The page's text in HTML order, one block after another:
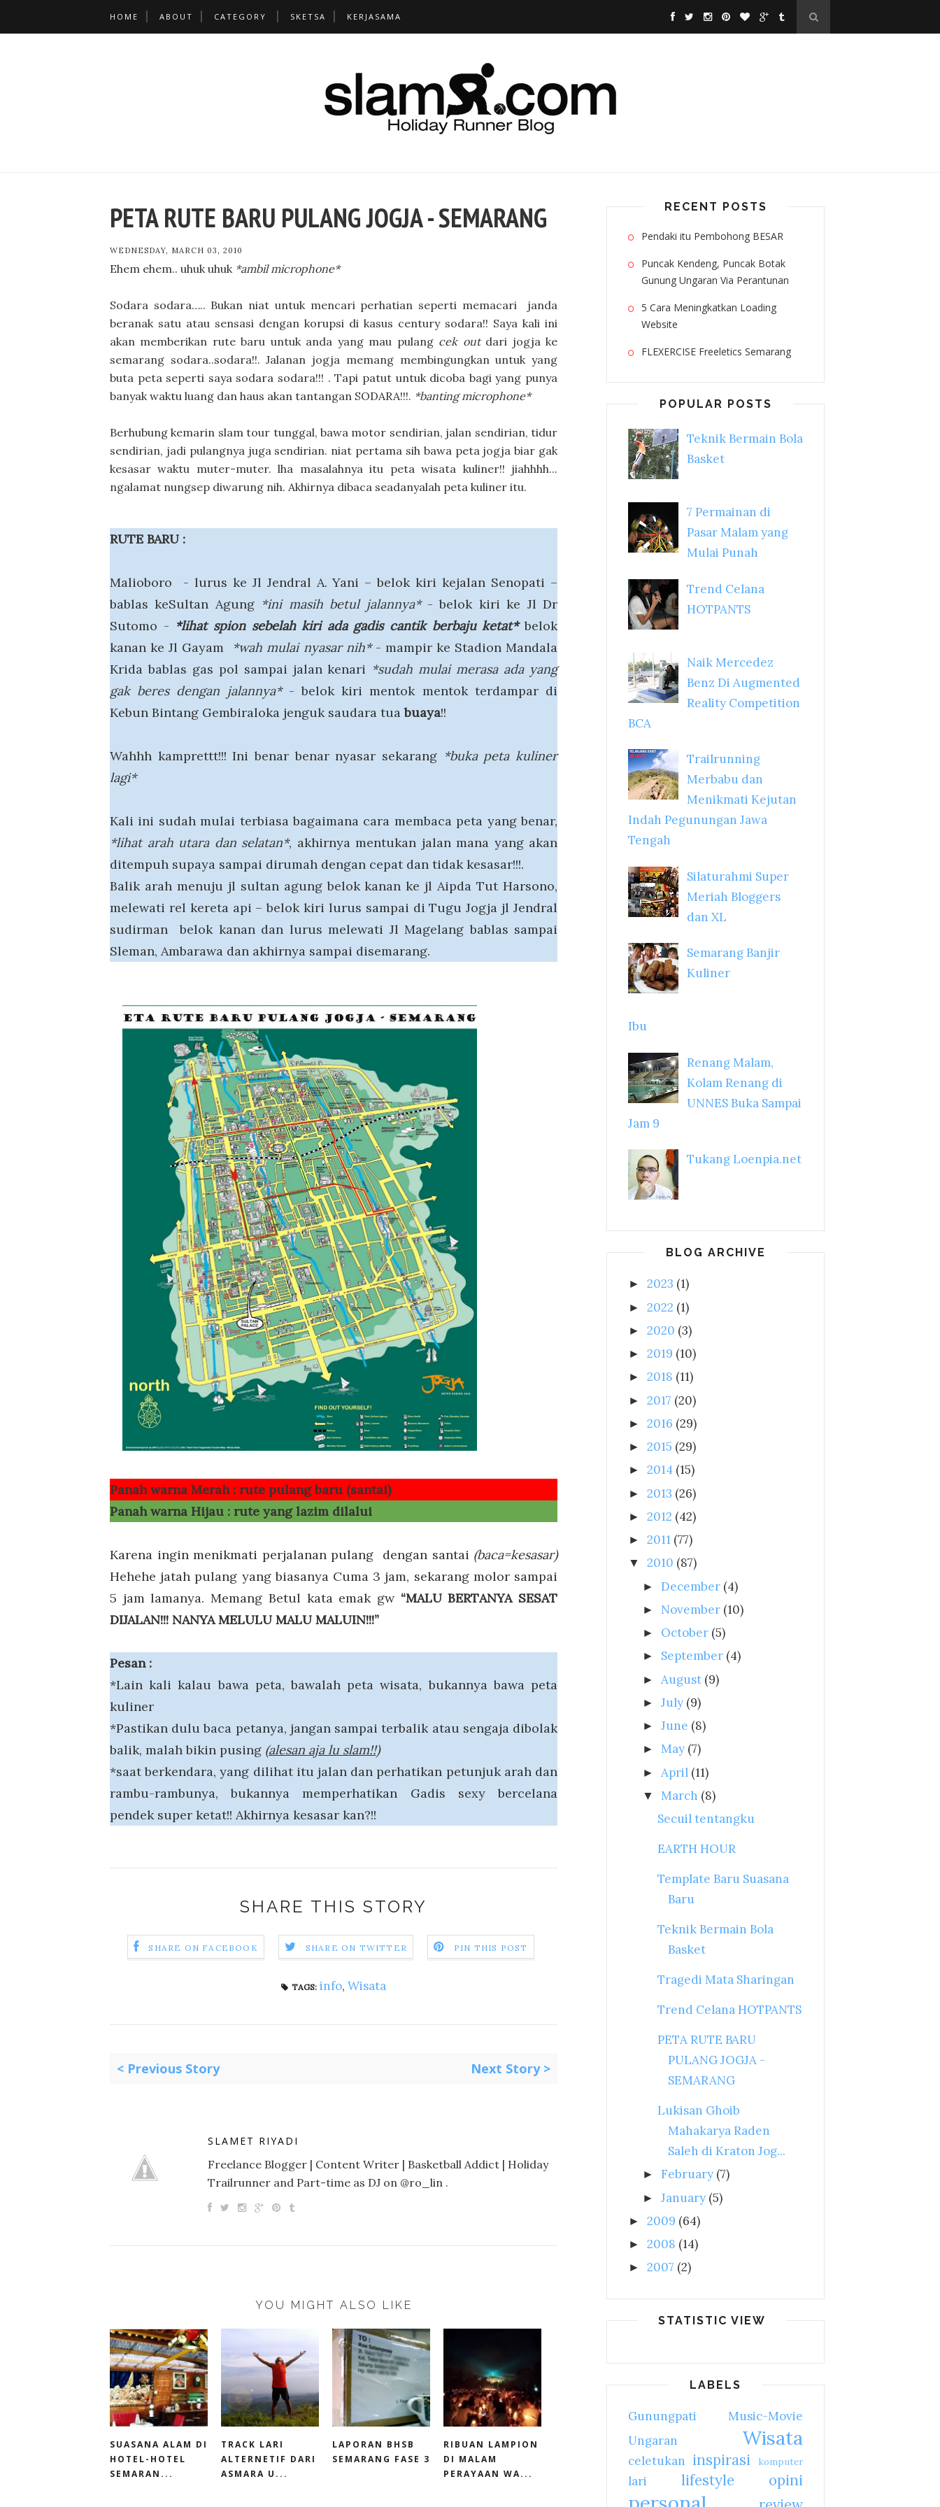
HOME ABOUT CATEGORY SKETSA KERJASAMA
PETA RUTE BARU PULANG JOGJA - SEMARANG
WEDNESDAY, MARCH 03, 2010
Ehem ehem.. uhuk uhuk*ambil microphone*
Sodara sodara….. Bukan niat untuk mencari perhatian seperti memacari janda
beranak satu atau sensasi dengan korupsi di kasus century sodara!! Saya kali ini
akan memberikan rute baru untuk anda yang mau pulang cek outdari jogja ke
semarang sodara..sodara!!. Jalanan jogja memang membingungkan untuk yang
buta peta seperti saya sodara sodara!!! . Tapi patut untuk dicoba bagi yang punya
banyak waktu luang dan haus akan tantangan SODARA!!!. *banting microphone*
Berhubung kemarin slam tour tunggal, bawa motor sendirian, jalan sendirian, tidur
sendirian, jadi pulangnya juga sendirian. niat pertama sih bawa peta jogja biar gak
kesasar waktu muter-muter. lha masalahnya itu peta wisata kuliner!! jiahhhh...
ngalamat nungsep diwarung nih. Akhirnya dibaca seadanyalah peta kuliner itu.
RUTE BARU :
Malioboro - lurus ke Jl Jendral A. Yani – belok kiri kejalan Senopati –
bablas keSultan Agung*ini masih betul jalannya*- belok kiri ke Jl Dr
Sutomo - *lihat spion sebelah kiri ada gadis cantik berbaju ketat*belok
kanan ke Jl Gayam
*wah mulai nyasar nih*- mampir ke Stadion Mandala
Krida bablas gas pol sampai jalan kenari *sudah mulai merasa ada yang
gak beres dengan jalannya*- belok kiri mentok mentok terdampar di
Kebun Bintang Gembiraloka jenguk saudara tuabuaya!!
Wahhh kamprettt!!! Ini benar benar nyasar sekarang *buka peta kuliner
lagi*
Kali ini sudah mulai terbiasa bagaimana cara membaca peta yang benar,
*lihat arah utara dan selatan*, akhirnya mentukan jalan mana yang akan
ditempuh supaya sampai dirumah dengan cepat dan tidak kesasar!!!.
Balik arah menuju jl sultan agung belok kanan ke jl Aipda Tut Harsono,
melewati rel kereta api – belok kiri lurus sampai di Tugu Jogja jl Jendral
sudirman belok kanan dan lurus melewati Jl Magelang bablas sampai
Sleman, Ambarawa dan akhirnya sampai disemarang.
Panah warna Merah : rute pulang baru (santai)
Panah warna Hijau : rute yang lazim dilalui
Karena ingin menikmati perjalanan pulang dengan santai (baca=kesasar)
Hehehe jatah pulang yang biasanya Cuma 3 jam, sekarang molor sampai
5 jam lamanya. Memang Betul kata emak gw“MALU BERTANYA SESAT
DIJALAN!!! NANYA MELULU MALU MALUIN!!!”
Pesan :
*Lain kali kalau bawa peta, bawalah peta wisata, bukannya bawa peta
kuliner
*Pastikan dulu baca petanya, jangan sampai terbalik atau sengaja dibolak
balik, malah bikin pusing (alesan aja lu slam!!)
*saat berkendara, yang dilihat itu jalan dan perhatikan petunjuk arah dan
rambu-rambunya, bukannya memperhatikan Gadis sexy bercelana
pendek super ketat!! Akhirnya kesasar kan?!!
SHARE THIS STORY
SHARE ON FACEBOOK SHARE ON TWITTER PIN THIS POST
TAGS: info, Wisata
< Previous Story Next Story >
SLAMET RIYADI
Freelance Blogger | Content Writer | Basketball Addict | Holiday
Trailrunner and Part-time as DJ on @ro_lin .
YOU MIGHT ALSO LIKE
SUASANA ALAM DI
HOTEL-HOTEL
SEMARAN...
TRACK LARI
ALTERNETIF DARI
ASMARA U...
LAPORAN BHSB
SEMARANG FASE 3
RIBUAN LAMPION
DI MALAM
PERAYAAN WA...
RECENT POSTS
Pendaki itu Pembohong BESAR
Puncak Kendeng, Puncak Botak
Gunung Ungaran Via Perantunan
5 Cara Meningkatkan Loading
Website
FLEXERCISE Freeletics Semarang
POPULAR POSTS
Teknik Bermain Bola
Basket
7 Permainan di
Pasar Malam yang
Mulai Punah
Trend Celana
HOTPANTS
Naik Mercedez
Benz Di Augmented
Reality Competition
BCA
Trailrunning
Merbabu dan
Menikmati Kejutan
Indah Pegunungan Jawa
Tengah
Silaturahmi Super
Meriah Bloggers
dan XL
Semarang Banjir
Kuliner
Ibu
Renang Malam,
Kolam Renang di
UNNES Buka Sampai
Jam 9
Tukang Loenpia.net
BLOG ARCHIVE
► 2023 (1)
► 2022 (1)
► 2020 (3)
► 2019 (10)
► 2018 (11)
► 2017 (20)
► 2016 (29)
► 2015 (29)
► 2014 (15)
► 2013 (26)
► 2012 (42)
► 2011 (77)
▼ 2010 (87)
► December (4)
► November (10)
► October (5)
► September (4)
► August (9)
►July (9)
►June (8)
►May (7)
► April (11)
▼ March (8)
Secuil tentangku
EARTH HOUR
Template Baru Suasana
Baru
Teknik Bermain Bola
Basket
Tragedi Mata Sharingan
Trend Celana HOTPANTS
PETA RUTE BARU
PULANG JOGJA -
SEMARANG
Lukisan Ghoib
Mahakarya Raden
Saleh di Kraton Jog...
► February (7)
►January (5)
► 2009 (64)
► 2008 (14)
► 2007 (2)
STATISTIC VIEW
LABELS
Gunungpati
Music-Movie
Ungaran
Wisata
celetukan inspirasi komputer
lari lifestyle opini